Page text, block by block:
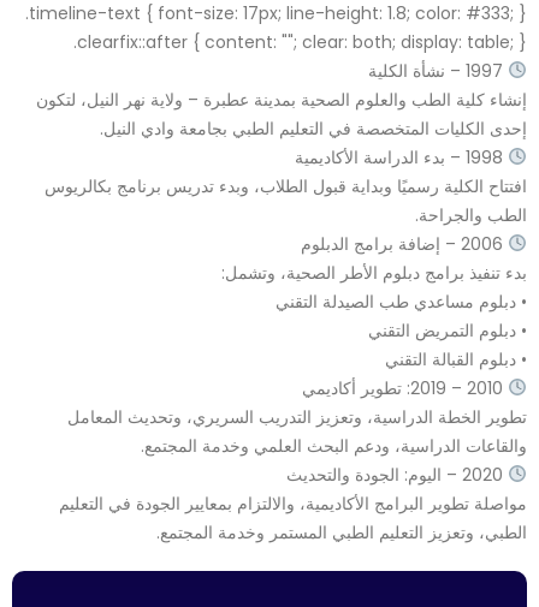
.timeline-text { font-size: 17px; line-height: 1.8; color: #333;
.clearfix::after { content: ""; clear: both; display: table;
1997 – نشأة الكلية
كلية الطب والعلوم الصحية بمدينة عطبرة – ولاية نهر النيل، لتكون
الكليات المتخصصة في التعليم الطبي بجامعة وادي النيل.
1998 – بدء الدراسة الأكاديمية
الكلية رسميًا وبداية قبول الطلاب، وبدء تدريس برنامج بكالريوس
والجراحة.
2006 – إضافة برامج الدبلوم
تنفيذ برامج دبلوم الأطر الصحية، وتشمل:
دبلوم مساعدي طب الصيدلة التقني
دبلوم التمريض التقني
دبلوم القبالة التقني
2010 – 2019: تطوير أكاديمي
الخطة الدراسية، وتعزيز التدريب السريري، وتحديث المعامل
الدراسية، ودعم البحث العلمي وخدمة المجتمع.
2020 – اليوم: الجودة والتحديث
تطوير البرامج الأكاديمية، والالتزام بمعايير الجودة في التعليم
وتعزيز التعليم الطبي المستمر وخدمة المجتمع.